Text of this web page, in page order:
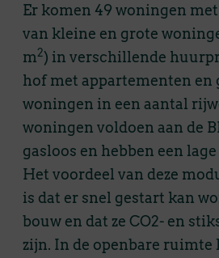
Er komen 49 woningen
van kleine en grote
m2) in verschillende
hof met appartementen en
woningen in een aantal
woningen voldoen aan de
gasloos en hebben een
Het voordeel van deze
is dat er snel gestart kan
bouw en dat ze CO2- en
zijn. In de openbare ruimte